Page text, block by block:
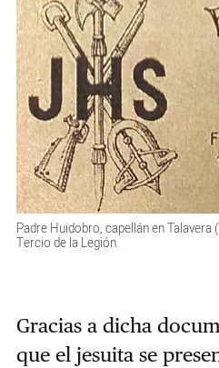
Padre Huidobro, capellán en Talavera
Tercio de la Legión.
Gracias a dicha
que el jesuita se